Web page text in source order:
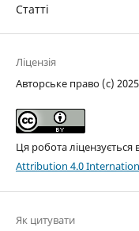
Статті
Ліцензія
Авторське право (c)
Ця робота ліцензується
Attribution 4.0
Як цитувати